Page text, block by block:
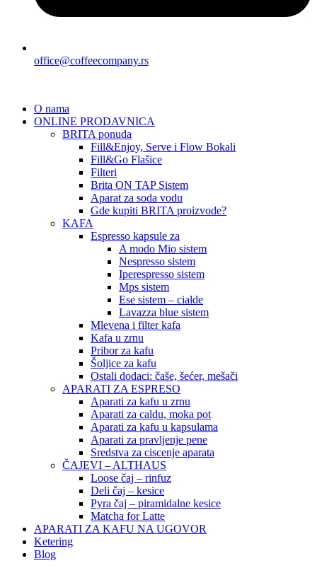
office@coffeecompany.rs
O nama
ONLINE PRODAVNICA
BRITA ponuda
Fill&Enjoy, Serve i Flow Bokali
Fill&Go Flašice
Filteri
Brita ON TAP Sistem
Aparat za soda vodu
Gde kupiti BRITA proizvode?
KAFA
Espresso kapsule za
A modo Mio sistem
Nespresso sistem
Iperespresso sistem
Mps sistem
Ese sistem – cialde
Lavazza blue sistem
Mlevena i filter kafa
Kafa u zrnu
Pribor za kafu
Šoljice za kafu
Ostali dodaci: čaše, šećer, mešači
APARATI ZA ESPRESO
Aparati za kafu u zrnu
Aparati za caldu, moka pot
Aparati za kafu u kapsulama
Aparati za pravljenje pene
Sredstva za ciscenje aparata
ČAJEVI – ALTHAUS
Loose čaj – rinfuz
Deli čaj – kesice
Pyra čaj – piramidalne kesice
Matcha for Latte
APARATI ZA KAFU NA UGOVOR
Ketering
Blog